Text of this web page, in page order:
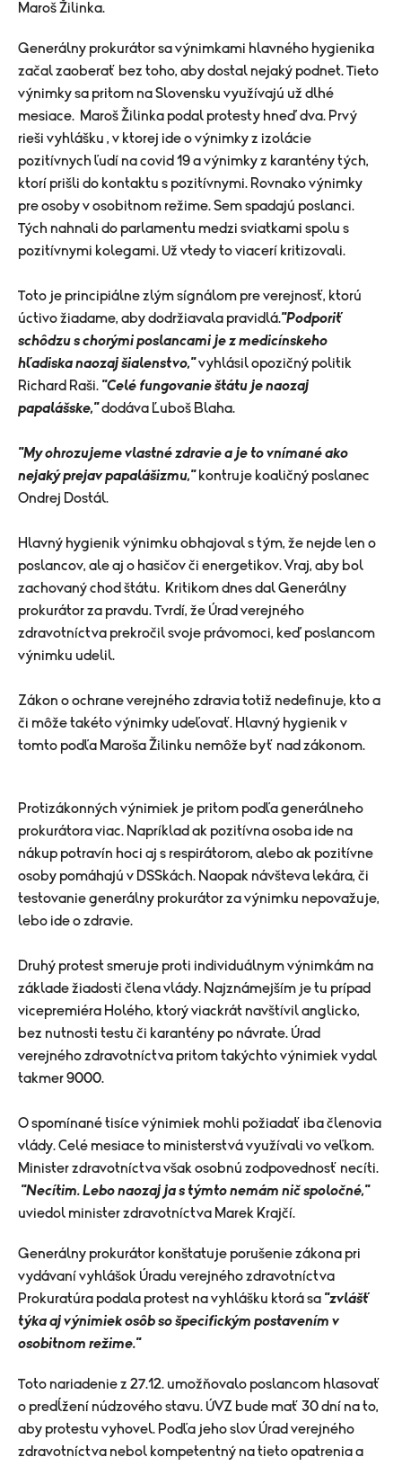
Maroš Žilinka.
Generálny prokurátor sa výnimkami hlavného hygienika
začal zaoberať bez toho, aby dostal nejaký podnet. Tieto
výnimky sa pritom na Slovensku využívajú už dlhé
mesiace. Maroš Žilinka podal protesty hneď dva. Prvý
rieši vyhlášku , v ktorej ide o výnimky z izolácie
pozitívnych ľudí na covid 19 a výnimky z karantény tých,
ktorí prišli do kontaktu s pozitívnymi. Rovnako výnimky
pre osoby v osobitnom režime. Sem spadajú poslanci.
Tých nahnali do parlamentu medzi sviatkami spolu s
pozitívnymi kolegami. Už vtedy to viacerí kritizovali.
Toto je principiálne zlým sígnálom pre verejnosť, ktorú
úctivo žiadame, aby dodržiavala pravidlá."Podporiť
schôdzu s chorými poslancami je z medicínskeho
hľadiska naozaj šialenstvo,"vyhlásil opozičný politik
Richard Raši. "Celé fungovanie štátu je naozaj
papalášske,"dodáva Ľuboš Blaha.
"My ohrozujeme vlastné zdravie a je to vnímané ako
nejaký prejav papalášizmu,"kontruje koaličný poslanec
Ondrej Dostál.
Hlavný hygienik výnimku obhajoval s tým, že nejde len o
poslancov, ale aj o hasičov či energetikov. Vraj, aby bol
zachovaný chod štátu. Kritikom dnes dal Generálny
prokurátor za pravdu. Tvrdí, že Úrad verejného
zdravotníctva prekročil svoje právomoci, keď poslancom
výnimku udelil.
Zákon o ochrane verejného zdravia totiž nedefinuje, kto a
či môže takéto výnimky udeľovať. Hlavný hygienik v
tomto podľa Maroša Žilinku nemôže byť nad zákonom.
Protizákonných výnimiek je pritom podľa generálneho
prokurátora viac. Napríklad ak pozitívna osoba ide na
nákup potravín hoci aj s respirátorom, alebo ak pozitívne
osoby pomáhajú v DSSkách. Naopak návšteva lekára, či
testovanie generálny prokurátor za výnimku nepovažuje,
lebo ide o zdravie.
Druhý protest smeruje proti individuálnym výnimkám na
základe žiadosti člena vlády. Najznámejším je tu prípad
vicepremiéra Holého, ktorý viackrát navštívil anglicko,
bez nutnosti testu či karantény po návrate. Úrad
verejného zdravotníctva pritom takýchto výnimiek vydal
takmer 9000.
O spomínané tisíce výnimiek mohli požiadať iba členovia
vlády. Celé mesiace to ministerstvá využívali vo veľkom.
Minister zdravotníctva však osobnú zodpovednosť necíti.
"Necítim. Lebo naozaj ja s týmto nemám nič spoločné,"
uviedol minister zdravotníctva Marek Krajčí.
Generálny prokurátor konštatuje porušenie zákona pri
vydávaní vyhlášok Úradu verejného zdravotníctva
Prokuratúra podala protest na vyhlášku ktorá sa "zvlášť
týka aj výnimiek osôb so špecifickým postavením v
osobitnom režime."
Toto nariadenie z 27.12. umožňovalo poslancom hlasovať
o predĺžení núdzového stavu. ÚVZ bude mať 30 dní na to,
aby protestu vyhovel. Podľa jeho slov Úrad verejného
zdravotníctva nebol kompetentný na tieto opatrenia a